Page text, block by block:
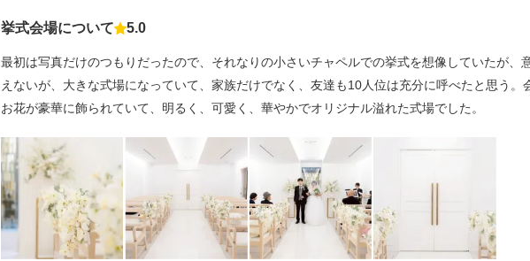
挙式会場について 点数
5.0
最初は写真だけのつもりだったので、それなりの小さいチャペルでの挙式を想像していたが、
えないが、大きな式場になっていて、家族だけでなく、友達も10人位は充分に呼べたと思う。
お花が豪華に飾られていて、明るく、可愛く、華やかでオリジナル溢れた式場でした。